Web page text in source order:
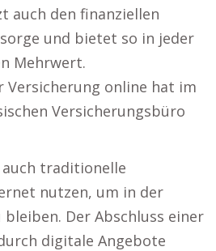
auch den finanziellen
und bietet so in jeder
Mehrwert.
Versicherung online hat im
Versicherungsbüro
traditionelle
nutzen, um in der
Der Abschluss einer
digitale Angebote